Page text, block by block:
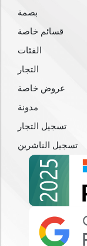
بصمة
قسائم خاصة
الفئات
التجار
عروض خاصة
مدونة
تسجيل التجار
تسجيل الناشرين